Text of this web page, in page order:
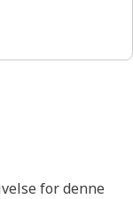
for denne